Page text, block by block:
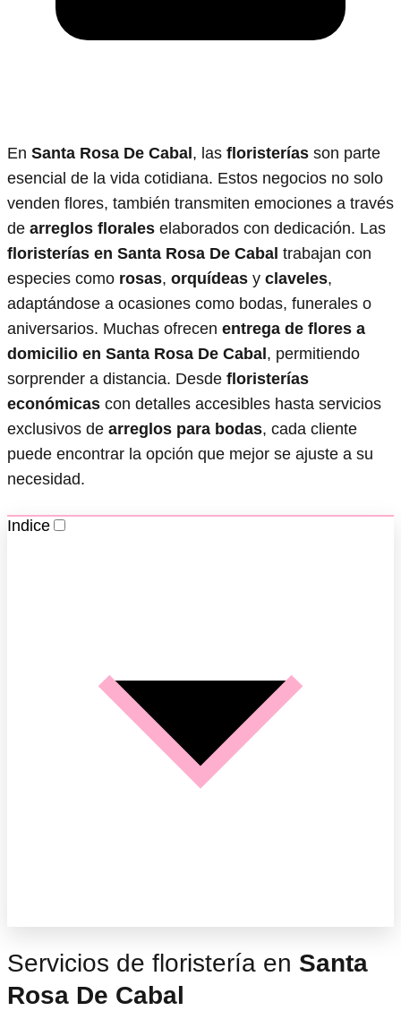
En Santa Rosa De Cabal, las floristerías son parte
esencial de la vida cotidiana. Estos negocios no solo
venden flores, también transmiten emociones a través
de arreglos florales elaborados con dedicación. Las
floristerías en Santa Rosa De Cabal trabajan con
especies como rosas, orquídeas y claveles,
adaptándose a ocasiones como bodas, funerales o
aniversarios. Muchas ofrecen entrega de flores a
domicilio en Santa Rosa De Cabal, permitiendo
sorprender a distancia. Desde floristerías
económicas con detalles accesibles hasta servicios
exclusivos de arreglos para bodas, cada cliente
puede encontrar la opción que mejor se ajuste a su
necesidad.
Indice
Servicios de floristería en Santa
Rosa De Cabal